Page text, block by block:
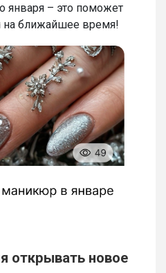
января – это поможет
на ближайшее время!
открывать новое